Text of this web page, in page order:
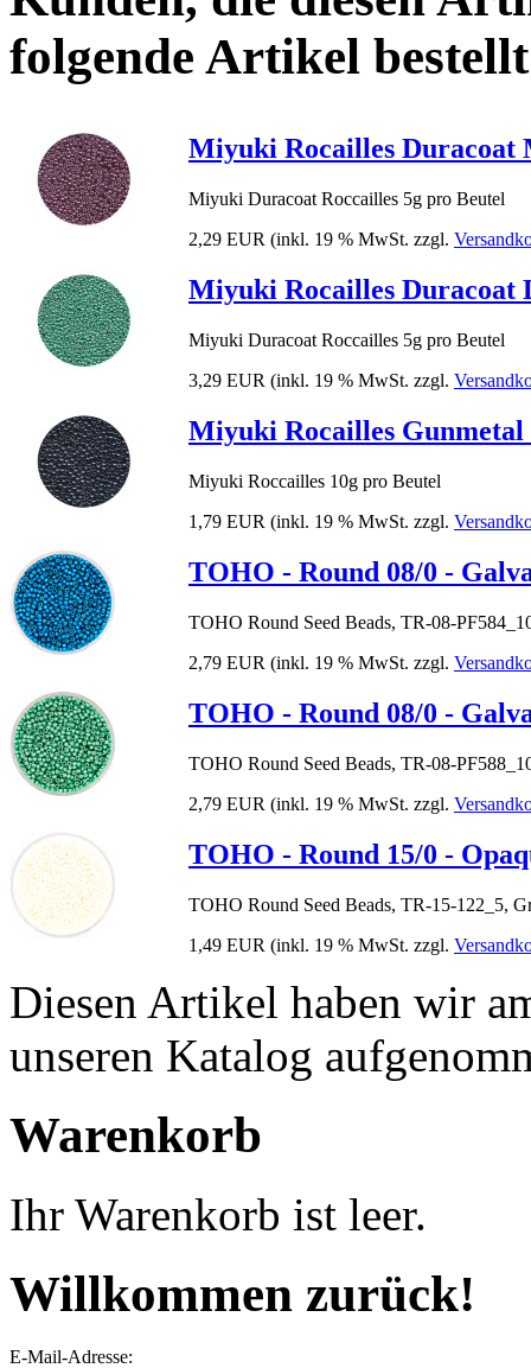
folgende Artikel
Miyuki Rocailles Duracoat
Miyuki Duracoat Roccailles 5g pro Beutel
2,29 EUR (inkl. 19 % MwSt. zzgl.
Miyuki Rocailles Duracoat
Miyuki Duracoat Roccailles 5g pro Beutel
3,29 EUR (inkl. 19 % MwSt. zzgl.
Miyuki Rocailles Gunmetal
Miyuki Roccailles 10g pro Beutel
1,79 EUR (inkl. 19 % MwSt. zzgl.
TOHO - Round 08/0 -
TOHO Round Seed Beads, TR-08-
2,79 EUR (inkl. 19 % MwSt. zzgl.
TOHO - Round 08/0 -
TOHO Round Seed Beads, TR-08-
2,79 EUR (inkl. 19 % MwSt. zzgl.
TOHO - Round 15/0 -
TOHO Round Seed Beads, TR-15-122_5,
1,49 EUR (inkl. 19 % MwSt. zzgl.
Diesen Artikel haben wir
unseren Katalog
Warenkorb
Ihr Warenkorb ist leer.
Willkommen zurück!
E-Mail-Adresse: